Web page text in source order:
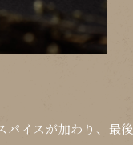
パイスが加わり、最後